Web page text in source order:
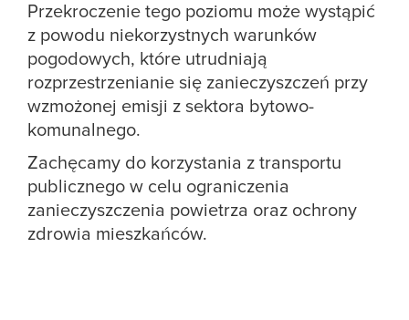
Przekroczenie tego poziomu może wystąpić
z powodu niekorzystnych warunków
pogodowych, które utrudniają
rozprzestrzenianie się zanieczyszczeń przy
wzmożonej emisji z sektora bytowo-
komunalnego.
Zachęcamy do korzystania z transportu
publicznego w celu ograniczenia
zanieczyszczenia powietrza oraz ochrony
zdrowia mieszkańców.